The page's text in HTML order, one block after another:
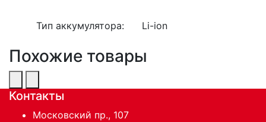
Тип аккумулятора: Li-ion
Похожие товары
Контакты
Московский пр., 107